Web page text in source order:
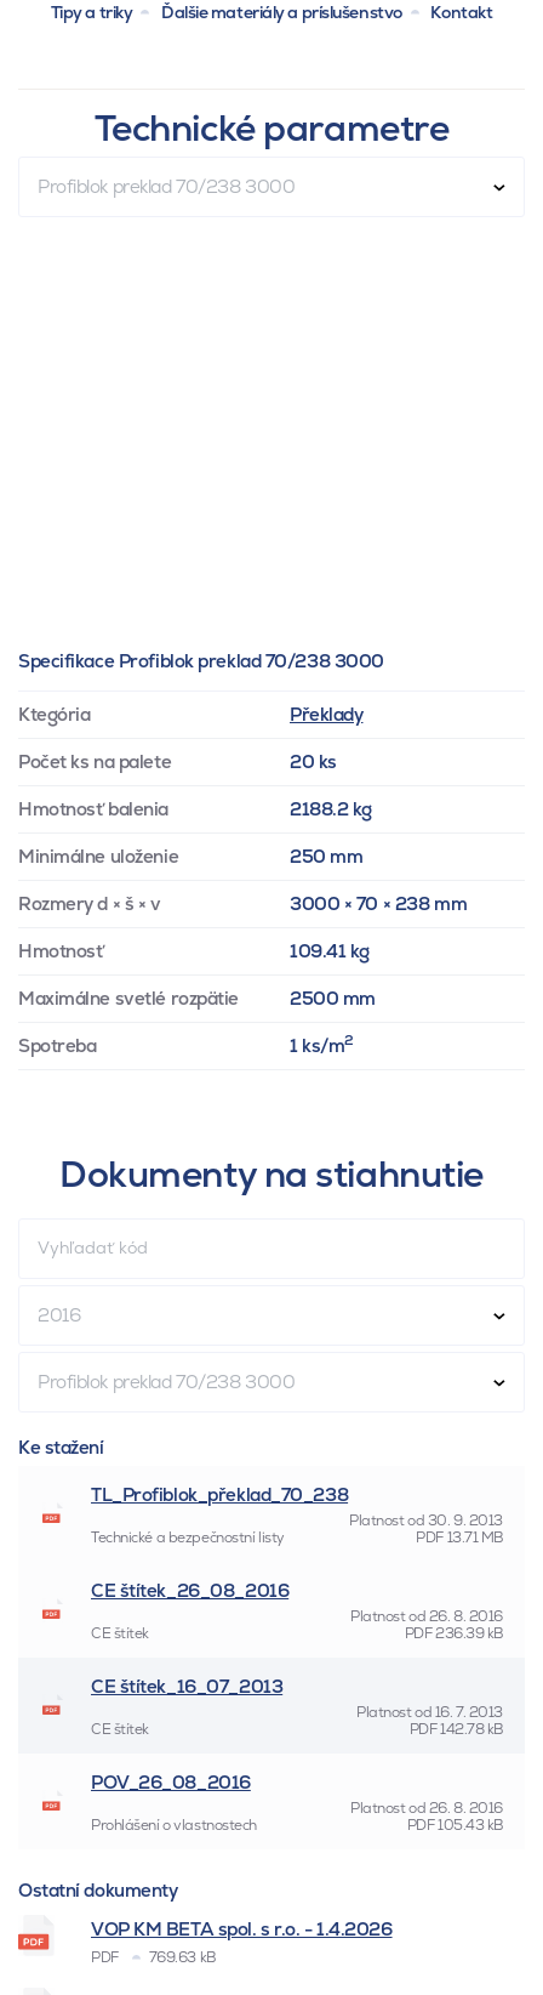
Tipy a triky
Ďalšie materiály a príslušenstvo Kontakt
Technické parametre
Profiblok preklad 70/238 3000
Specifikace Profiblok preklad 70/238 3000
Ktegória Překlady
Počet ks na palete 20 ks
Hmotnosť balenia 2188.2 kg
Minimálne uloženie 250 mm
Rozmery d × š × v 3000 × 70 × 238 mm
Hmotnosť 109.41 kg
Maximálne svetlé rozpätie 2500 mm
Spotreba 1 ks/m2
Dokumenty na stiahnutie
2016
Profiblok preklad 70/238 3000
Ke stažení
TL_Profiblok_překlad_70_238
Platnost od 30. 9. 2013
Technické a bezpečnostní listy
PDF13.71 MB
CE štítek_26_08_2016
Platnost od26. 8. 2016
CE štítek
PDF236.39 kB
CE štítek_16_07_2013
Platnost od16. 7. 2013
CE štítek
PDF142.78 kB
POV_26_08_2016
Platnost od26. 8. 2016
Prohlášení o vlastnostech
PDF105.43 kB
Ostatní dokumenty
VOP KM BETA spol. s r.o. - 1.4.2026
PDF 769.63 kB